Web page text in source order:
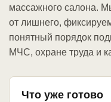
массажного салона.
от лишнего,
понятный порядок
МЧС, охране труда и
Что уже готово